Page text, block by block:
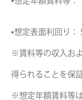
▪想定表面利回り：
※賃料等の収入お
得られることを保
※想定年額賃料等